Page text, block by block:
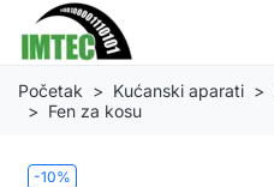
Početak Kućanski aparati
Fen za kosu
-10%